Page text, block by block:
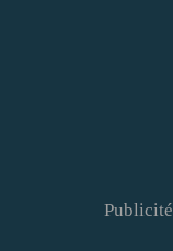
Publicité